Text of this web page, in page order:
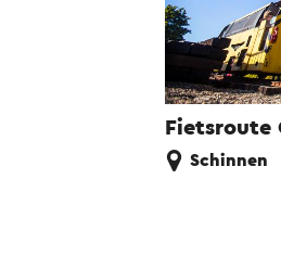
Fietsroute
Schinnen